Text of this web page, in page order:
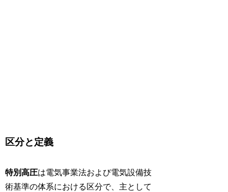
区分と定義
特別高圧は電気事業法および電気設備技
術基準の体系における区分で、主として